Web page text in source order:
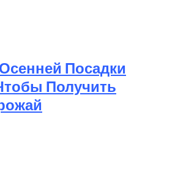
Посадки
Получить